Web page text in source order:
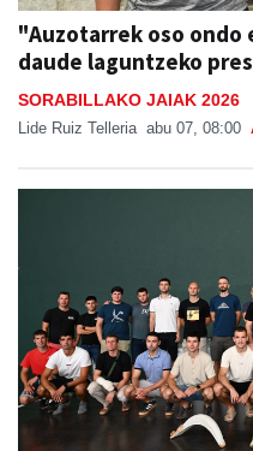
"Auzotarrek oso
daude laguntzeko
SORABILLAKO JAIAK 2026
Lide Ruiz Telleria abu 07, 08:00